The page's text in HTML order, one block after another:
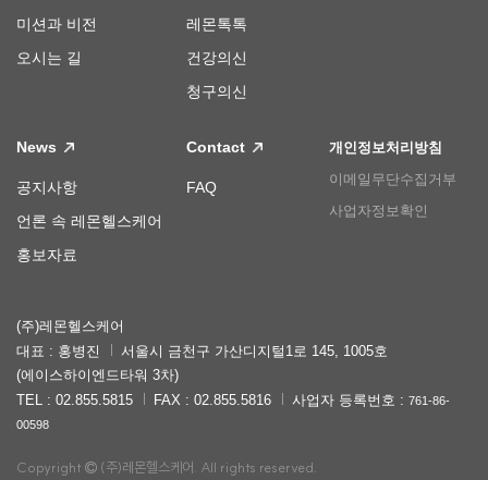
미션과 비전
오시는 길
레몬톡톡
건강의신
청구의신
News
공지사항
언론 속 레몬헬스케어
홍보자료
Contact
FAQ
개인정보처리방침
이메일무단수집거부
사업자정보확인
(주)레몬헬스케어
대표 : 홍병진
서울시 금천구 가산디지털1로 145, 1005호
(에이스하이엔드타워 3차)
TEL : 02.855.5815
FAX : 02.855.5816 사업자 등록번호 : 761-86-
00598
Copyright (주)레몬헬스케어. All rights reserved.